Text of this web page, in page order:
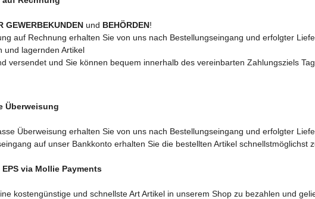
GEWERBEKUNDEN und BEHÖRDEN!
auf Rechnung erhalten Sie von uns nach Bestellungseingang und erfolgter
und lagernden Artikel
versendet und Sie können bequem innerhalb des vereinbarten Zahlungsziels
Überweisung
Überweisung erhalten Sie von uns nach Bestellungseingang und erfolgter
auf unser Bankkonto erhalten Sie die bestellten Artikel schnellstmöglichst
via Mollie Payments
kostengünstige und schnellste Art Artikel in unserem Shop zu bezahlen und